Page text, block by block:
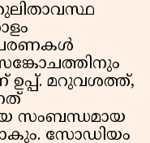
മറുവശത്ത്,
സംബന്ധമായ
സോഡിയം